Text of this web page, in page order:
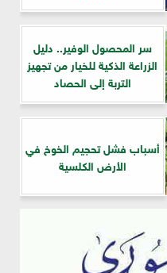
سر المحصول الوفير.. دليل
الزراعة الذكية للخيار من تجهيز
التربة إلى الحصاد
أسباب فشل تحجيم الخوخ في
الأرض الكلسية